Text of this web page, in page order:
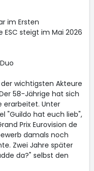
im Ersten
steigt im Mai 2026
wichtigsten Akteure
58-Jährige hat sich
erarbeitet. Unter
"Guildo hat euch lieb",
Prix Eurovision de
damals noch
Zwei Jahre später
da?" selbst den